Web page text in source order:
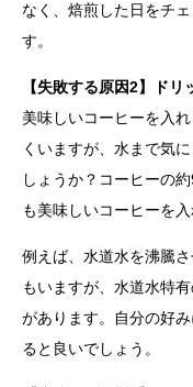
なく、焙煎した日をチ
す。
【失敗する原因2】ド
美味しいコーヒーを入
くいますが、水まで気
しょうか？コーヒーの
も美味しいコーヒーを
例えば、水道水を沸騰
もいますが、水道水特
があります。自分の好
ると良いでしょう。